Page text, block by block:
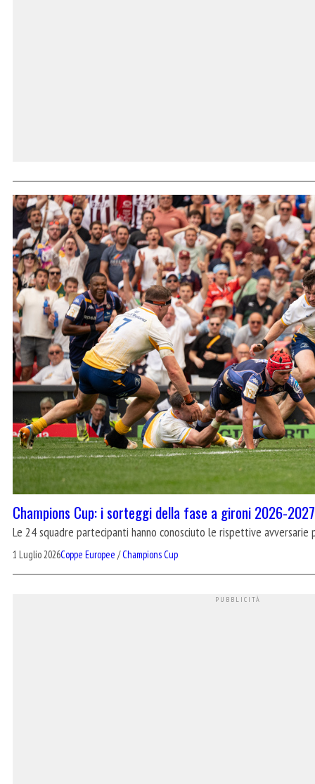
Champions Cup: i sorteggi della fase a gironi 2026-2027
Le 24 squadre partecipanti hanno conosciuto le rispettive
1 Luglio 2026Coppe Europee /Champions Cup